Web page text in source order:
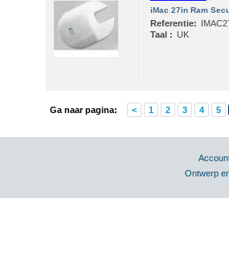
iMac 27in Ram
Referentie:
Taal : UK
Ga naar pagina: < 1 2 3 4 5
Ontwerp